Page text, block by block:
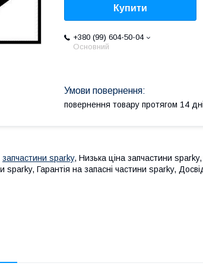
Купити
+380 (99) 604-50-04
Основний
повернення товару протягом 14
запчастини sparky, Низька ціна запчастини
sparky, Гарантія на запасні частини sparky,